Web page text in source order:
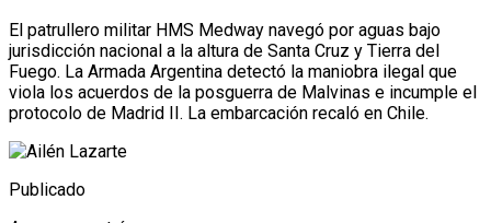
El patrullero militar HMS Medway navegó por aguas bajo
jurisdicción nacional a la altura de Santa Cruz y Tierra del
Fuego. La Armada Argentina detectó la maniobra ilegal que
viola los acuerdos de la posguerra de Malvinas e incumple el
protocolo de Madrid II. La embarcación recaló en Chile.
Publicado